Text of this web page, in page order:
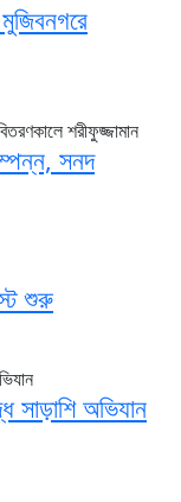
সনদ
শুরু
সাড়াশি অভিযান